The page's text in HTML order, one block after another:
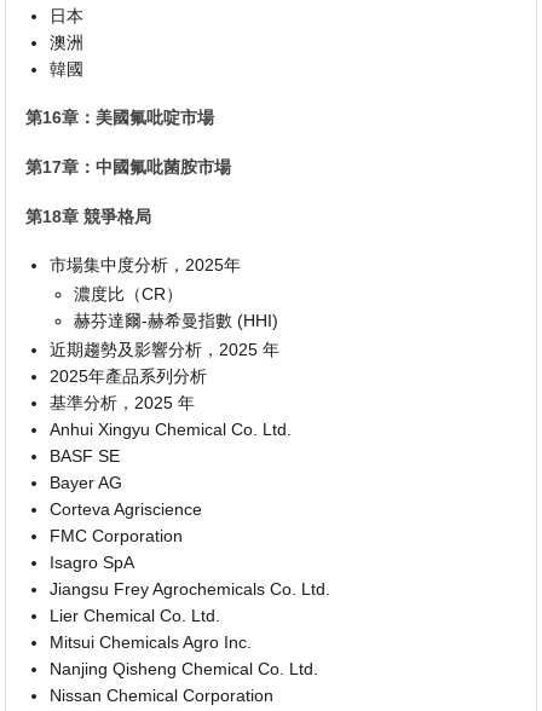
日本
澳洲
韓國
第16章：美國氟吡啶市場
第17章：中國氟吡菌胺市場
第18章 競爭格局
市場集中度分析，2025年
濃度比（CR）
赫芬達爾-赫希曼指數 (HHI)
近期趨勢及影響分析，2025 年
2025年產品系列分析
基準分析，2025 年
Anhui Xingyu Chemical Co. Ltd.
BASF SE
Bayer AG
Corteva Agriscience
FMC Corporation
Isagro SpA
Jiangsu Frey Agrochemicals Co. Ltd.
Lier Chemical Co. Ltd.
Mitsui Chemicals Agro Inc.
Nanjing Qisheng Chemical Co. Ltd.
Nissan Chemical Corporation